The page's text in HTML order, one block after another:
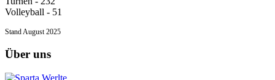
Volleyball - 51
Stand August 2025
Über uns